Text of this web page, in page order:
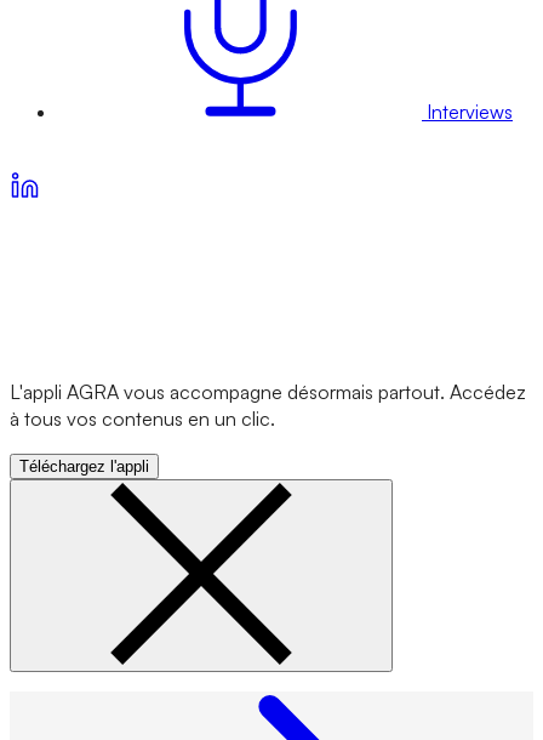
Interviews
L'appli AGRA vous accompagne désormais partout. Accédez
à tous vos contenus en un clic.
Téléchargez l'appli